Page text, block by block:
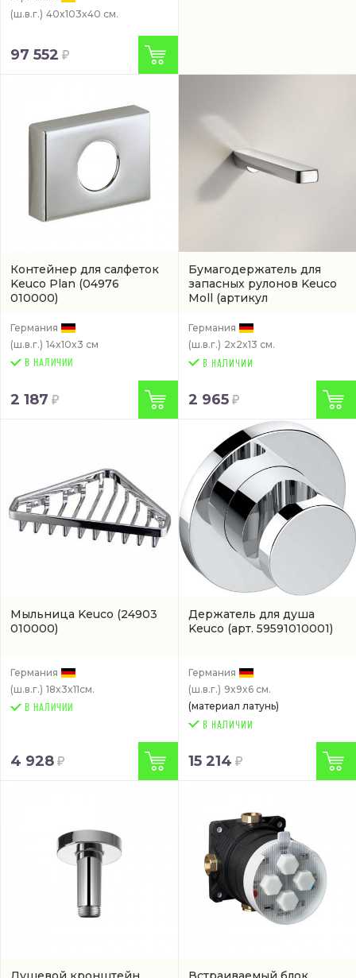
(ш.в.г.) 40x103x40 см.
97 552
Контейнер для салфеток
Keuco Plan (04976
010000)
Германия
(ш.в.г.) 14x10x3 см
В НАЛИЧИИ
2 187
Бумагодержатель для
запасных рулонов Keuco
Moll (артикул
Германия
(ш.в.г.) 2x2x13 см.
2 965
Мыльница Keuco (24903
010000)
Германия
(ш.в.г.) 18x3x11см.
В НАЛИЧИИ
4 928
Держатель для душа
Keuco (арт. 59591010001)
Германия
(ш.в.г.) 9x9x6 см.
(материал латунь)
15 214